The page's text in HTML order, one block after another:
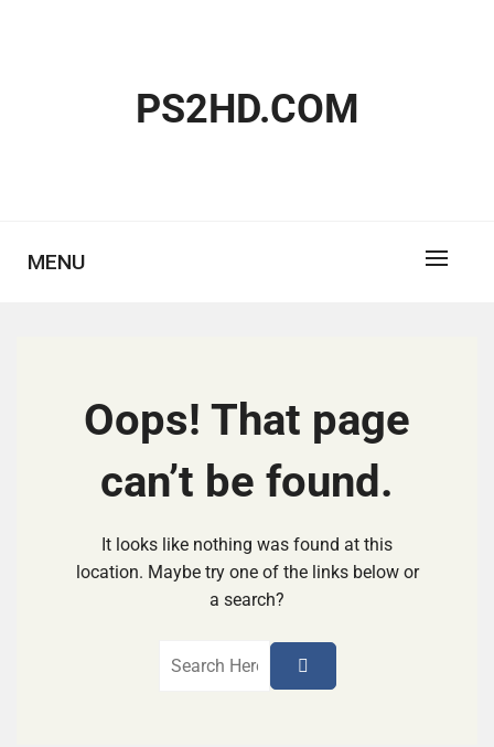
PS2HD.COM
MENU
Oops! That page
can’t be found.
It looks like nothing was found at this
location. Maybe try one of the links below or
a search?